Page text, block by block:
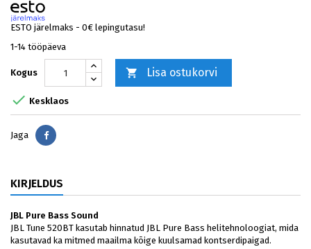
ESTO järelmaks - 0€ lepingutasu!
1-14 tööpäeva
Kogus  Lisa ostukorvi
 Kesklaos
Jaga Jaga
KIRJELDUS
JBL Pure Bass Sound
JBL Tune 520BT kasutab hinnatud JBL Pure Bass helitehnoloogiat, mida
kasutavad ka mitmed maailma kõige kuulsamad kontserdipaigad.